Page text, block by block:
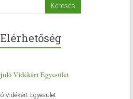
Vidékért Egyesület